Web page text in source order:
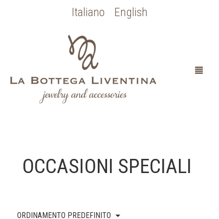
Italiano English
CHI SONO
COLLEZIONE BOTTICELLI
OCCASIONI SPECIALI
OCCASIONI SPECIALI
ORDINAMENTO PREDEFINITO